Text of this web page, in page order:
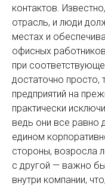
контактов.
отрасль, и люди
местах и
офисных
при
достаточно просто,
предприятий на
практически
ведь они все равно
едином
стороны, возросла
с другой — важно
внутри компании,